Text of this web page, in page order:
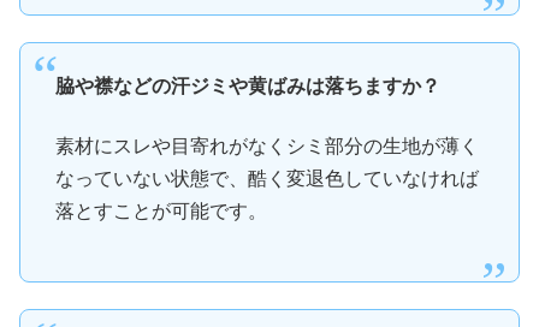
脇や襟などの汗ジミや黄ばみは落ちますか？
素材にスレや目寄れがなくシミ部分の生地が薄く
なっていない状態で、酷く変退色していなければ
落とすことが可能です。